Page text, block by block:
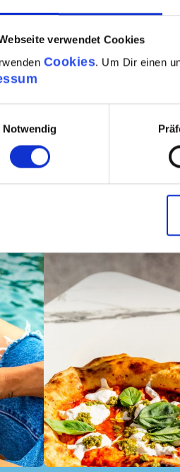
verwendet Cookies
Cookies. Um Dir einen
Notwendig